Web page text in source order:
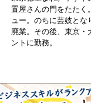
置屋さんの門をたたく
ュー。のちに芸妓とな
廃業。その後、東京・
ントに勤務。